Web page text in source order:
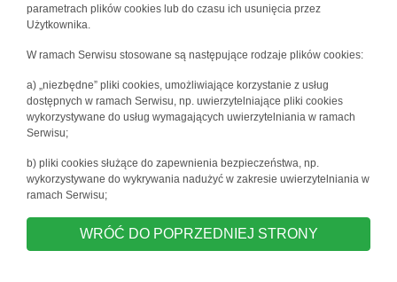
parametrach plików cookies lub do czasu ich usunięcia przez
Użytkownika.
W ramach Serwisu stosowane są następujące rodzaje plików cookies:
a) „niezbędne” pliki cookies, umożliwiające korzystanie z usług
dostępnych w ramach Serwisu, np. uwierzytelniające pliki cookies
wykorzystywane do usług wymagających uwierzytelniania w ramach
Serwisu;
b) pliki cookies służące do zapewnienia bezpieczeństwa, np.
wykorzystywane do wykrywania nadużyć w zakresie uwierzytelniania w
ramach Serwisu;
WRÓĆ DO POPRZEDNIEJ STRONY